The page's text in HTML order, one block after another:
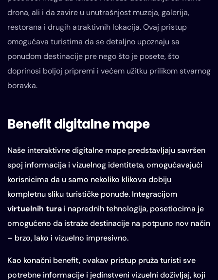
drona, ali i da zavire u unutrašnjost muzeja, galerija,
restorana i drugih atraktivnih lokacija. Ovaj pristup
omogućava turistima da se detaljno upoznaju sa
ponudom destinacije pre nego što je posete, što
doprinosi boljoj pripremi i većem užitku prilikom stvarnog
boravka.
Benefit digitalne mape
Naše interaktivne digitalne mape predstavljaju savršen
spoj informacija i vizuelnog identiteta, omogućavajući
korisnicima da u samo nekoliko klikova dobiju
kompletnu sliku turističke ponude. Integracijom
virtuelnih tura i naprednih tehnologija, posetiocima je
omogućeno da istraže destinacije na potpuno nov način
– brzo, lako i vizuelno impresivno.
Kao konačni benefit, ovakav pristup pruža turisti sve
potrebne informacije i jedinstveni vizuelni doživljaj, koji